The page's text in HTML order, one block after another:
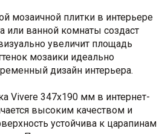
мозаичной плитки в интерьере
или ванной комнаты создаст
увеличит площадь
мозаики идеально
дизайн интерьера.
Vivere 347x190 мм в интернет-
высоким качеством и
устойчива к царапинам